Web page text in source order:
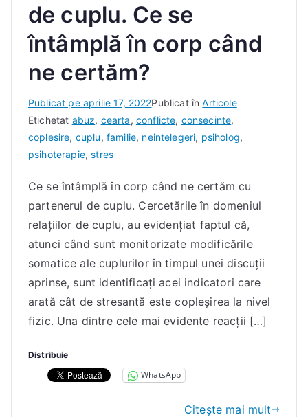
de cuplu. Ce se
întâmplă în corp când
ne certăm?
D
e
I
a
o
b
D
a
l
e
a
Publicat pe aprilie 17, 2022Publicat înArticole
Etichetat abuz, cearta, conflicte, consecinte,
coplesire, cuplu, familie, neintelegeri, psiholog,
psihoterapie,stres
Ce se întâmplă în corp când ne certăm cu
partenerul de cuplu. Cercetările în domeniul
relațiilor de cuplu, au evidențiat faptul că,
atunci când sunt monitorizate modificările
somatice ale cuplurilor în timpul unei discuții
aprinse, sunt identificați acei indicatori care
arată cât de stresantă este copleșirea la nivel
fizic. Una dintre cele mai evidente reacții […]
Distribuie
WhatsApp
Citește mai mult